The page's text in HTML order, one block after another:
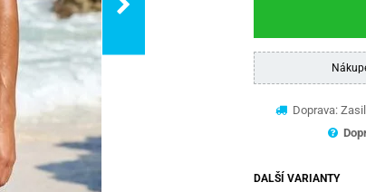
Doprava:
DALŠÍ VARIANTY